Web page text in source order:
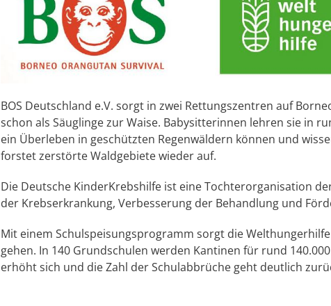
BOS Deutschland e.V. sorgt in zwei Rettungszentren auf
schon als Säuglinge zur Waise. Babysitterinnen lehren sie in
ein Überleben in geschützten Regenwäldern können und
forstet zerstörte Waldgebiete wieder auf.
Die Deutsche KinderKrebshilfe ist eine Tochterorganisation
der Krebserkrankung, Verbesserung der Behandlung und
Mit einem Schulspeisungsprogramm sorgt die
gehen. In 140 Grundschulen werden Kantinen für rund
erhöht sich und die Zahl der Schulabbrüche geht deutlich